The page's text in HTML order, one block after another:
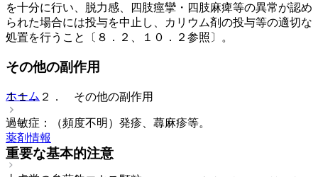
を十分に行い、脱力感、四肢痙攣・四肢麻痺等の異常が認め
られた場合には投与を中止し、カリウム剤の投与等の適切な
処置を行うこと〔８．２、１０．２参照〕。
その他の副作用
１１．２． その他の副作用
過敏症：（頻度不明）発疹、蕁麻疹等。
重要な基本的注意
ホーム
薬剤情報